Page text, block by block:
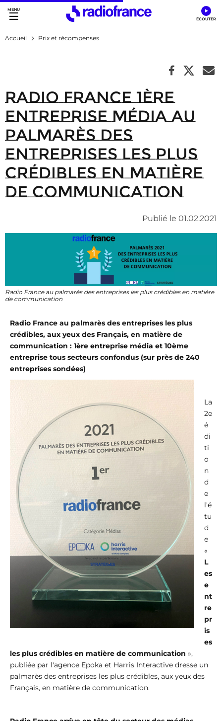
Accès direct :
Menu principal
Contenu
Accueil Prix et récompenses
Radio France 1ère
entreprise média au
palmarès des
entreprises les plus
crédibles en matière
de communication
Publié le 01.02.2021
Radio France au palmarès des entreprises les plus crédibles en matière
de communication
Radio France au palmarès des entreprises les plus
crédibles, aux yeux des Français, en matière de
communication : 1ère entreprise média et 10ème
entreprise tous secteurs confondus (sur près de 240
entreprises sondées)
La
2e
é
di
ti
o
n
d
e
l'é
tu
d
e
«
L
es
e
nt
re
pr
is
es
les plus crédibles en matière de communication »,
publiée par l'agence Epoka et Harris Interactive dresse un
palmarès des entreprises les plus crédibles, aux yeux des
Français, en matière de communication.